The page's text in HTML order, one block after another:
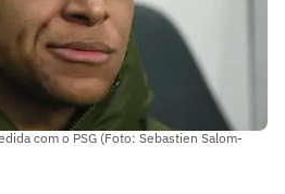
com o PSG (Foto: Sebastien Salom-